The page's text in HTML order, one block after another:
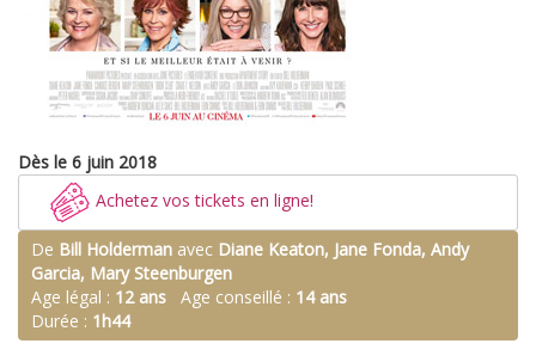
Dès le 6 juin 2018
Achetez vos tickets en ligne!
De Bill Holderman avec Diane Keaton, Jane Fonda, Andy
Garcia, Mary Steenburgen
Age légal : 12 ans Age conseillé : 14 ans
Durée : 1h44